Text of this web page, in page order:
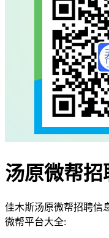
汤原微帮招
佳木斯汤原微帮招聘信
微帮平台大全: